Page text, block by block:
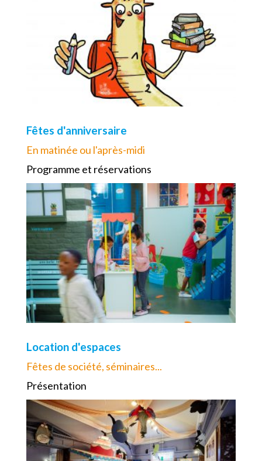
Fêtes d'anniversaire
En matinée ou l'après-midi
Programme et réservations
Location d'espaces
Fêtes de société, séminaires...
Présentation